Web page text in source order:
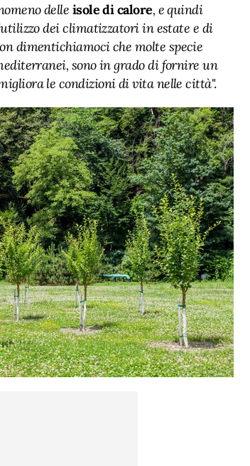
delle isole di calore, e quindi
dei climatizzatori in estate e di
dimentichiamoci che molte specie
sono in grado di fornire un
le condizioni di vita nelle città".